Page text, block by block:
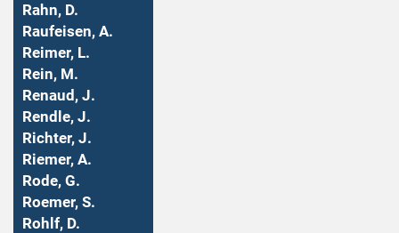
Rahn, D.
Raufeisen, A.
Reimer, L.
Rein, M.
Renaud, J.
Rendle, J.
Richter, J.
Riemer, A.
Rode, G.
Roemer, S.
Rohlf, D.